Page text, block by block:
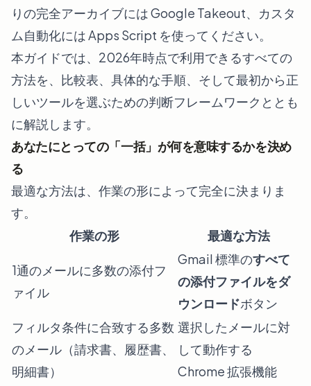
りの完全アーカイブには Google Takeout、カスタ
ム自動化には Apps Script を使ってください。
本ガイドでは、2026年時点で利用できるすべての
方法を、比較表、具体的な手順、そして最初から正
しいツールを選ぶための判断フレームワークととも
に解説します。
あなたにとっての「一括」が何を意味するかを決め
る
最適な方法は、作業の形によって完全に決まりま
す。
作業の形
最適な方法
1通のメールに多数の添付フ
ァイル
Gmail 標準のすべて
の添付ファイルをダ
ウンロードボタン
フィルタ条件に合致する多数
のメール（請求書、履歴書、
明細書）
選択したメールに対
して動作する
Chrome 拡張機能